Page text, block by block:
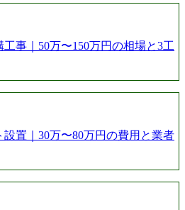
事｜50万〜150万円の相場と3工
置｜30万〜80万円の費用と業者